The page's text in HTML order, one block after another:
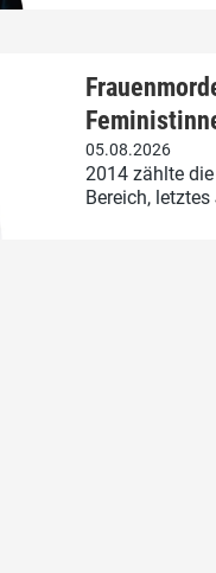
05.08.2026
2014 zählte
Bereich,